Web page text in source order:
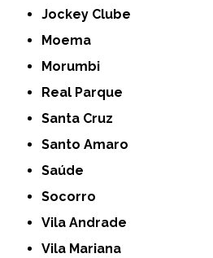
Jockey Clube
Moema
Morumbi
Real Parque
Santa Cruz
Santo Amaro
Saúde
Socorro
Vila Andrade
Vila Mariana